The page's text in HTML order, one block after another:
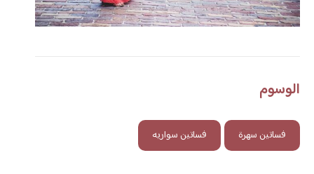
الوسوم
فساتين سهرة فساتين سواريه